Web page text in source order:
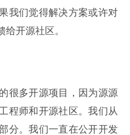
我们觉得解决方案或许对
开源社区。
很多开源项目，因为源源
程师和开源社区。我们从
分。我们一直在公开开发